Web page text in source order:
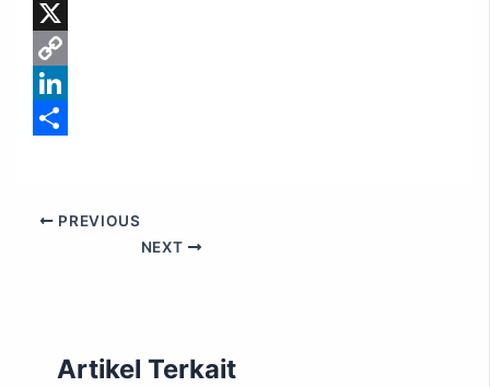
WhatsApp
X
Copy
Link
LinkedIn
PREVIOUS
NEXT
Artikel Terkait